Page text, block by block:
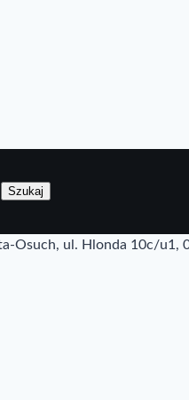
Szukaj
Osuch, ul. Hlonda 10c/u1,